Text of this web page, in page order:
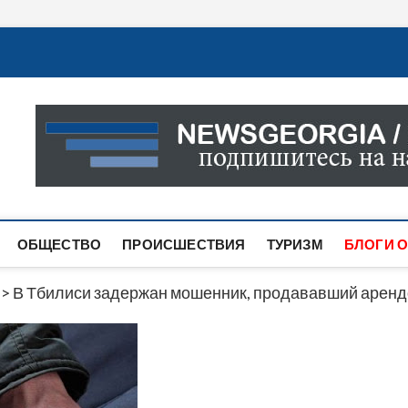
Новости Грузии
САМАЯ АКТУАЛЬНАЯ ИНФОРМАЦИЯ О СОБЫТИЯХ
САЙТЕ ВЫ НАЙДЕТЕ НОВОСТИ ПОЛИТИКИ,
ОБЩЕСТВО ПРОИСШЕСТВИЯ ТУРИЗМ БЛОГИ
> В Тбилиси задержан мошенник, продававший